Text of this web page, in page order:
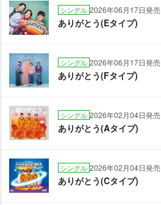
シングル 2026年06月17日発売
ありがとう(Eタイプ)
シングル 2026年06月17日発売
ありがとう(Fタイプ)
シングル 2026年02月04日発売
ありがとう(Aタイプ)
シングル 2026年02月04日発売
ありがとう(Cタイプ)